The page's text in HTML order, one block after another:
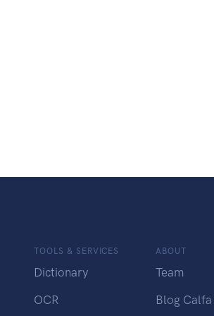
TOOLS & SERVICES
Dictionary
OCR
ABOUT
Team
Blog Calfa